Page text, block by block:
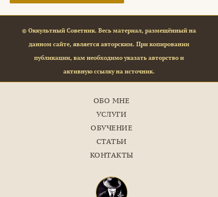
© Оккультный Советник. Весь материал, размещённый на
данном сайте, является авторским. При копировании
публикации, вам необходимо указать авторство и
активную ссылку на источник.
ОБО МНЕ
УСЛУГИ
ОБУЧЕНИЕ
СТАТЬИ
КОНТАКТЫ